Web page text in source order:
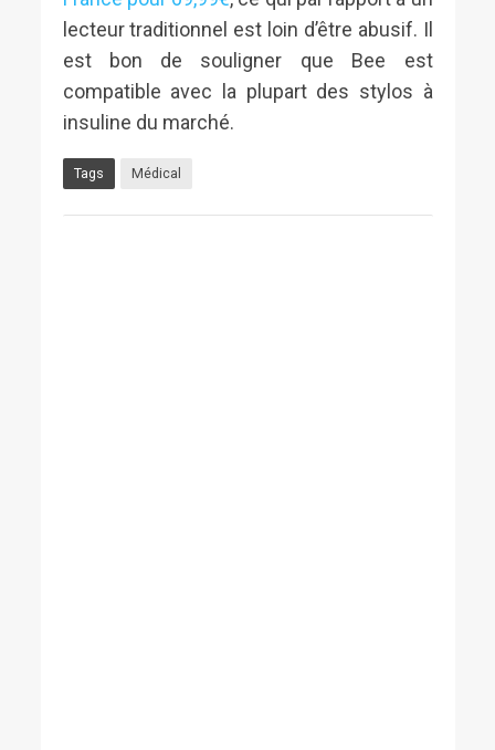
lecteur traditionnel est loin d’être abusif. Il
est bon de souligner que Bee est
compatible avec la plupart des stylos à
insuline du marché.
Tags Médical